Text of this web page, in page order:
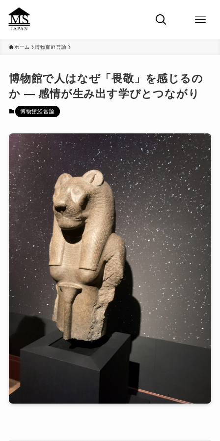
ホーム 博物館経営論
博物館で人はなぜ「畏敬」を感じるの
か ― 感情が生み出す学びとつながり
博物館経営論